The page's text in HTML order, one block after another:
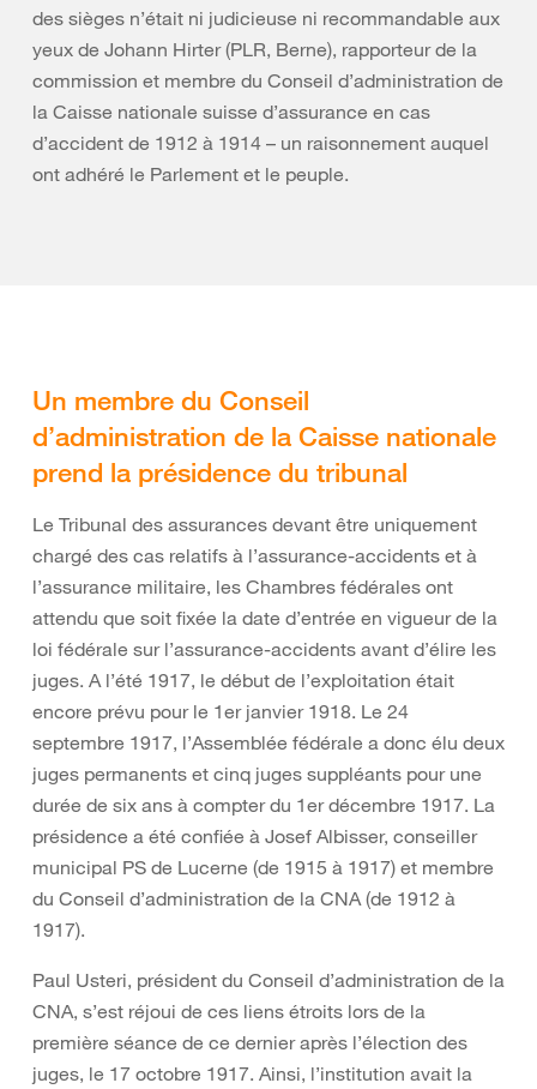
des sièges n’était ni judicieuse ni recommandable aux
yeux de Johann Hirter (PLR, Berne), rapporteur de la
commission et membre du Conseil d’administration de
la Caisse nationale suisse d’assurance en cas
d’accident de 1912 à 1914 – un raisonnement auquel
ont adhéré le Parlement et le peuple.
Un membre du Conseil
d’administration de la Caisse nationale
prend la présidence du tribunal
Le Tribunal des assurances devant être uniquement
chargé des cas relatifs à l’assurance-accidents et à
l’assurance militaire, les Chambres fédérales ont
attendu que soit fixée la date d’entrée en vigueur de la
loi fédérale sur l’assurance-accidents avant d’élire les
juges. A l’été 1917, le début de l’exploitation était
encore prévu pour le 1er janvier 1918. Le 24
septembre 1917, l’Assemblée fédérale a donc élu deux
juges permanents et cinq juges suppléants pour une
durée de six ans à compter du 1er décembre 1917. La
présidence a été confiée à Josef Albisser, conseiller
municipal PS de Lucerne (de 1915 à 1917) et membre
du Conseil d’administration de la CNA (de 1912 à
1917).
Paul Usteri, président du Conseil d’administration de la
CNA, s’est réjoui de ces liens étroits lors de la
première séance de ce dernier après l’élection des
juges, le 17 octobre 1917. Ainsi, l’institution avait la